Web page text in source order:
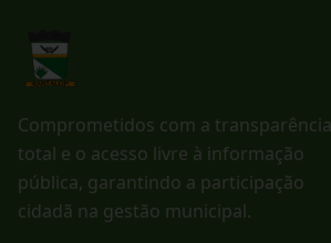
Comprometidos com a transparência
total e o acesso livre à informação
pública, garantindo a participação
cidadã na gestão municipal.